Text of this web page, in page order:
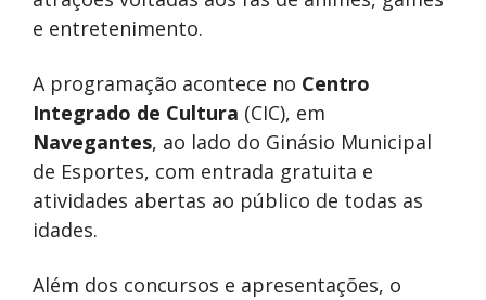
e entretenimento.
A programação acontece no Centro
Integrado de Cultura (CIC), em
Navegantes, ao lado do Ginásio Municipal
de Esportes, com entrada gratuita e
atividades abertas ao público de todas as
idades.
Além dos concursos e apresentações, o